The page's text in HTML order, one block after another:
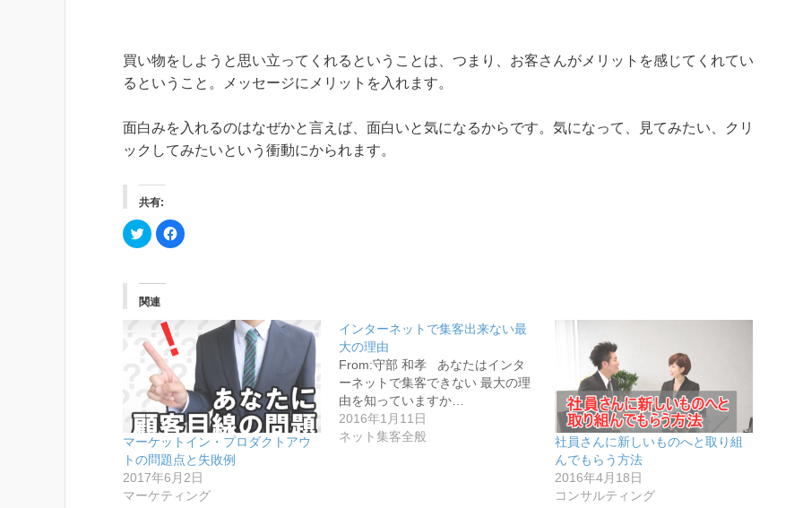
買い物をしようと思い立ってくれるということは、つまり、お客さんがメリットを感じてくれてい
るということ。メッセージにメリットを入れます。
面白みを入れるのはなぜかと言えば、面白いと気になるからです。気になって、見てみたい、クリ
ックしてみたいという衝動にかられます。
共有:
ク
リ
て
T
w
t
e
r
共
有
(
新
し
い
ウ
ィ
ン
ド
ウ
で
F
a
で
共
る
は
ク
リ
ッ
ク
し
て
く
だ
さ
い
(
関連
マーケットイン・プロダクトアウ
トの問題点と失敗例
2017年6月2日
マーケティング
インターネットで集客出来ない最
大の理由
From:守部 和孝 あなたはインタ
ーネットで集客できない 最大の理
由を知っていますか…
2016年1月11日
ネット集客全般
社員さんに新しいものへと取り組
んでもらう方法
2016年4月18日
コンサルティング